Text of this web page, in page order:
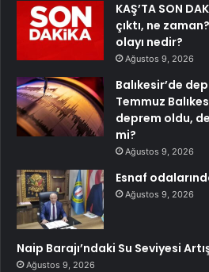
KAŞ’TA SON
çıktı, ne
olayı nedir?
Ağustos 9, 2026
Balıkesir’de
Temmuz
deprem oldu,
mi?
Ağustos 9, 2026
Esnaf
Ağustos 9, 2026
Naip Barajı’ndaki Su Seviyesi
Ağustos 9, 2026